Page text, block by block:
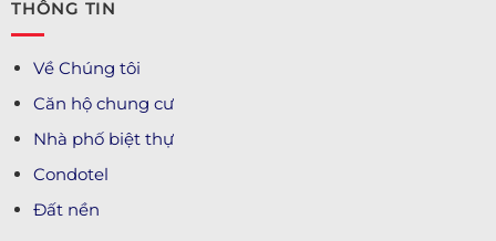
THÔNG TIN
Về Chúng tôi
Căn hộ chung cư
Nhà phố biệt thự
Condotel
Đất nền